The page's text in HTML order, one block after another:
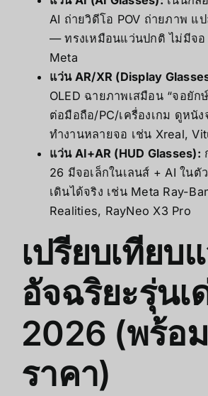
AI ถ่ายวิดีโอ POV ถ่ายภาพ แ
— ทรงเหมือนแว่นปกติ ไม่มีจอ
Meta
แว่น AR/XR (Display
OLED ฉายภาพเสมือน “จอยัก
ต่อมือถือ/PC/เครื่องเกม ดูหนั
ทำงานหลายจอ เช่น Xreal,
แว่น AI+AR (HUD Glasses):
26 มีจอเล็กในเลนส์ + AI ในตั
เดินได้จริง เช่น Meta Ray-
Realities, RayNeo X3 Pro
เปรียบเทียบ
อัจฉริยะรุ่นเ
2026 (พร้อม
ราคา)